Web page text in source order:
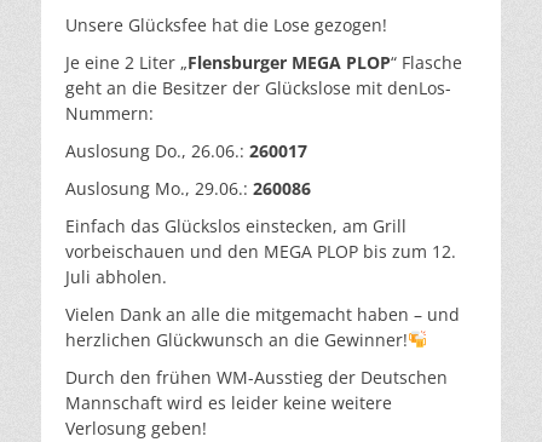
Unsere Glücksfee hat die Lose gezogen!
Je eine 2 Liter „Flensburger MEGA PLOP“ Flasche
geht an die Besitzer der Glückslose mit denLos-
Nummern:
Auslosung Do., 26.06.: 260017
Auslosung Mo., 29.06.: 260086
Einfach das Glückslos einstecken, am Grill
vorbeischauen und den MEGA PLOP bis zum 12.
Juli abholen.
Vielen Dank an alle die mitgemacht haben – und
herzlichen Glückwunsch an die Gewinner!
Durch den frühen WM-Ausstieg der Deutschen
Mannschaft wird es leider keine weitere
Verlosung geben!